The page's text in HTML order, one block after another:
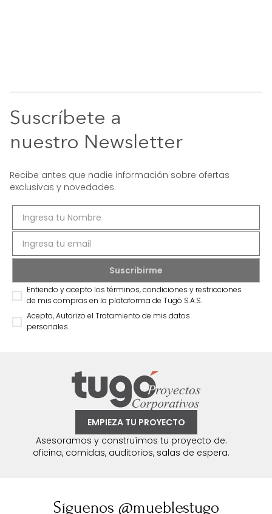
Suscríbete a
nuestro Newsletter
Recibe antes que nadie información sobre ofertas
exclusivas y novedades.
Entiendo y acepto los términos, condiciones y restricciones
de mis compras en la plataforma de Tugó S.A.S.
Acepto, Autorizo el Tratamiento de mis datos
personales.
EMPIEZA TU PROYECTO
Asesoramos y construímos tu proyecto de:
oficina, comidas, auditorios, salas de espera.
Síguenos @mueblestugo